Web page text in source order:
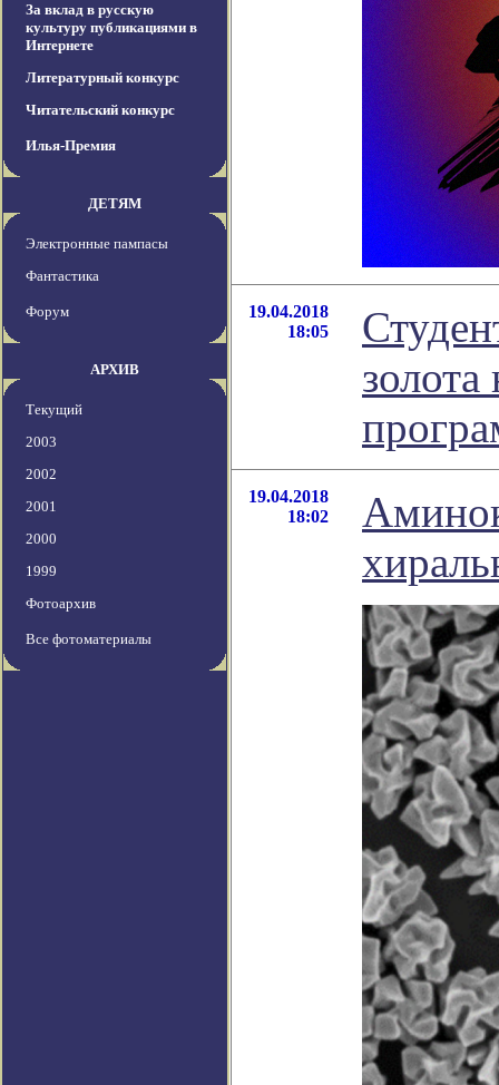
За вклад в русскую
культуру публикациями в
Интернете
Литературный конкурс
Читательский конкурс
Илья-Премия
ДЕТЯМ
Электронные пампасы
Фантастика
Форум
АРХИВ
Текущий
2003
2002
2001
2000
1999
Фотоархив
Все фотоматериалы
19.04.2018
18:05
19.04.2018
18:02